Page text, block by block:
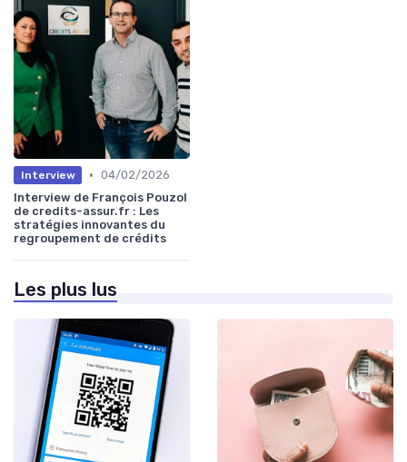
Interview • 04/02/2026
Interview de François Pouzol
de credits-assur.fr : Les
stratégies innovantes du
regroupement de crédits
Les plus lus